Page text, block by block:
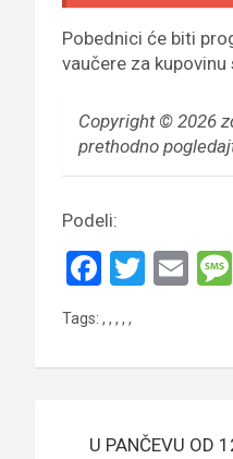
Pobednici će biti
vaučere za
Copyright © 2026
prethodno
Podeli:
F
ce
b
o
T
er
E
Tags: , , , , ,
U PANČEVU OD